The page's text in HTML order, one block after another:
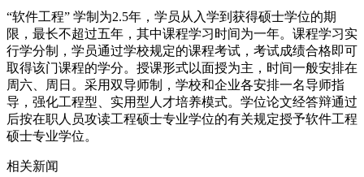
“软件工程” 学制为2.5年，学员从入学到获得硕士学位的期
限，最长不超过五年，其中课程学习时间为一年。课程学习实
行学分制，学员通过学校规定的课程考试，考试成绩合格即可
取得该门课程的学分。授课形式以面授为主，时间一般安排在
周六、周日。采用双导师制，学校和企业各安排一名导师指
导，强化工程型、实用型人才培养模式。学位论文经答辩通过
后按在职人员攻读工程硕士专业学位的有关规定授予软件工程
硕士专业学位。
相关新闻